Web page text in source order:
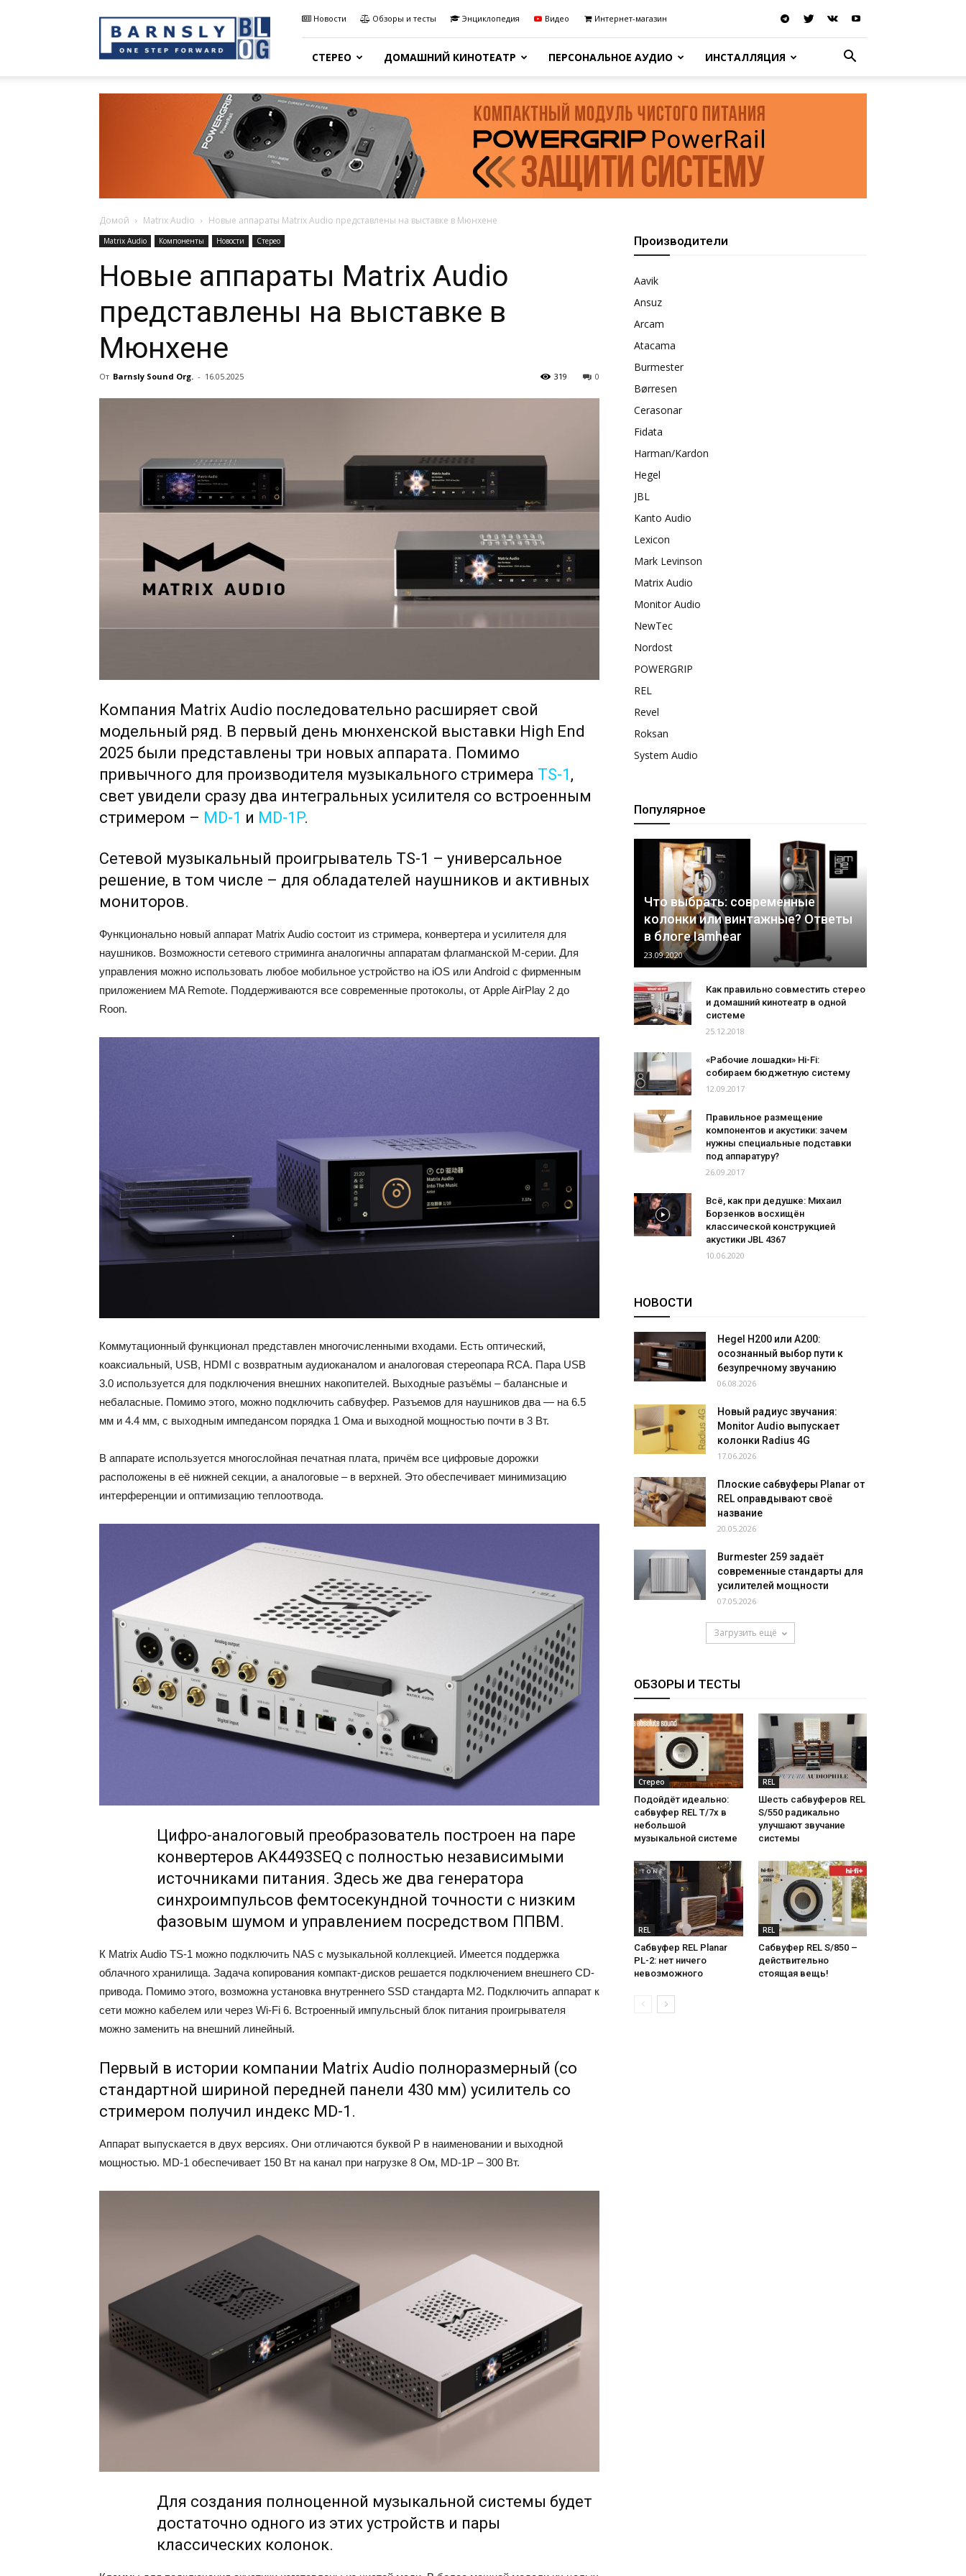
Sound
Blog
Новости Обзоры и тесты Энциклопедия Видео Интернет-магазин
СТЕРЕО ДОМАШНИЙ КИНОТЕАТР ПЕРСОНАЛЬНОЕ АУДИО ИНСТАЛЛЯЦИЯ
Домой Matrix Audio Новые аппараты Matrix Audio представлены на выставке в Мюнхене
Matrix Audio Компоненты Новости Стерео
Новые аппараты Matrix Audio
представлены на выставке в
Мюнхене
От Barnsly Sound Org. - 16.05.2025 0
319
Компания Matrix Audio последовательно расширяет свой
модельный ряд. В первый день мюнхенской выставки High End
2025 были представлены три новых аппарата. Помимо
привычного для производителя музыкального стримера TS-1 ,
свет увидели сразу два интегральных усилителя со встроенным
стримером – MD-1 и MD-1P.
Сетевой музыкальный проигрыватель TS-1 – универсальное
решение, в том числе – для обладателей наушников и активных
мониторов.
Функционально новый аппарат Matrix Audio состоит из стримера, конвертера и усилителя для
наушников. Возможности сетевого стриминга аналогичны аппаратам флагманской М-серии. Для
управления можно использовать любое мобильное устройство на iOS или Android с фирменным
приложением MA Remote. Поддерживаются все современные протоколы, от Apple AirPlay 2 до
Roon.
Коммутационный функционал представлен многочисленными входами. Есть оптический,
коаксиальный, USB, HDMI с возвратным аудиоканалом и аналоговая стереопара RCA. Пара USB
3.0 используется для подключения внешних накопителей. Выходные разъёмы – балансные и
небаласные. Помимо этого, можно подключить сабвуфер. Разъемов для наушников два — на 6.5
мм и 4.4 мм, с выходным импедансом порядка 1 Ома и выходной мощностью почти в 3 Вт.
В аппарате используется многослойная печатная плата, причём все цифровые дорожки
расположены в её нижней секции, а аналоговые – в верхней. Это обеспечивает минимизацию
интерференции и оптимизацию теплоотвода.
Цифро-аналоговый преобразователь построен на паре
конвертеров AK4493SEQ с полностью независимыми
источниками питания. Здесь же два генератора
синхроимпульсов фемтосекундной точности с низким
фазовым шумом и управлением посредством ППВМ.
К Matrix Audio TS-1 можно подключить NAS с музыкальной коллекцией. Имеется поддержка
облачного хранилища. Задача копирования компакт-дисков решается подключением внешнего CD-
привода. Помимо этого, возможна установка внутреннего SSD стандарта M2. Подключить аппарат к
сети можно кабелем или через Wi-Fi 6. Встроенный импульсный блок питания проигрывателя
можно заменить на внешний линейный.
Первый в истории компании Matrix Audio полноразмерный (со
стандартной шириной передней панели 430 мм) усилитель со
стримером получил индекс MD-1.
Аппарат выпускается в двух версиях. Они отличаются буквой Р в наименовании и выходной
мощностью. MD-1 обеспечивает 150 Вт на канал при нагрузке 8 Ом, MD-1P – 300 Вт.
Для создания полноценной музыкальной системы будет
достаточно одного из этих устройств и пары
классических колонок.
Производители
Aavik
Ansuz
Arcam
Atacama
Burmester
Børresen
Cerasonar
Fidata
Harman/Kardon
Hegel
JBL
Kanto Audio
Lexicon
Mark Levinson
Matrix Audio
Monitor Audio
NewTec
Nordost
POWERGRIP
REL
Revel
Roksan
System Audio
Популярное
Что выбрать: современные
колонки или винтажные? Ответы
в блоге Iamhear
23.09.2020
Как правильно совместить стерео
и домашний кинотеатр в одной
системе
25.12.2018
«Рабочие лошадки» Hi-Fi:
собираем бюджетную систему
12.09.2017
Правильное размещение
компонентов и акустики: зачем
нужны специальные подставки
под аппаратуру?
26.09.2017
Всё, как при дедушке: Михаил
Борзенков восхищён
классической конструкцией
акустики JBL 4367
10.06.2020
НОВОСТИ
Hegel H200 или A200:
осознанный выбор пути к
безупречному звучанию
06.08.2026
Новый радиус звучания:
Monitor Audio выпускает
колонки Radius 4G
17.06.2026
Плоские сабвуферы Planar от
REL оправдывают своё
название
20.05.2026
Burmester 259 задаёт
современные стандарты для
усилителей мощности
07.05.2026
Загрузить ещё
ОБЗОРЫ И ТЕСТЫ
Стерео
Подойдёт идеально:
сабвуфер REL T/7x в
небольшой
музыкальной системе
REL
Шесть сабвуферов REL
S/550 радикально
улучшают звучание
системы
REL
Сабвуфер REL Planar
PL-2: нет ничего
невозможного
REL
Сабвуфер REL S/850 –
действительно
стоящая вещь!